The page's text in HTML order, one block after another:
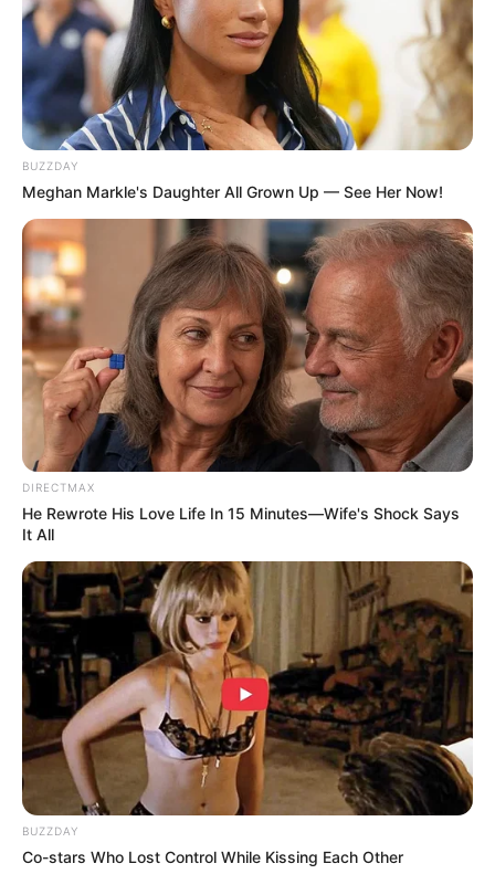
4. Nantinya bantuan tersebut akan digunakan oleh
tenaga medis yang berada di garis terdepan untuk
melawan virus ini
(foto: facebook/yevhenia nepytaliuk)
5. Akibat ditutup, musium ini tetap mencoba agar
setiap orang dapat menikmati karya seni
BUZZDAY
Meghan Markle's Daughter All Grown Up — See Her Now!
DIRECTMAX
He Rewrote His Love Life In 15 Minutes—Wife's Shock Says
It All
BUZZDAY
Co-stars Who Lost Control While Kissing Each Other